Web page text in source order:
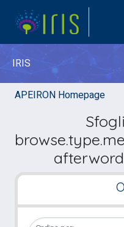
IRIS
APEIRON Homepage